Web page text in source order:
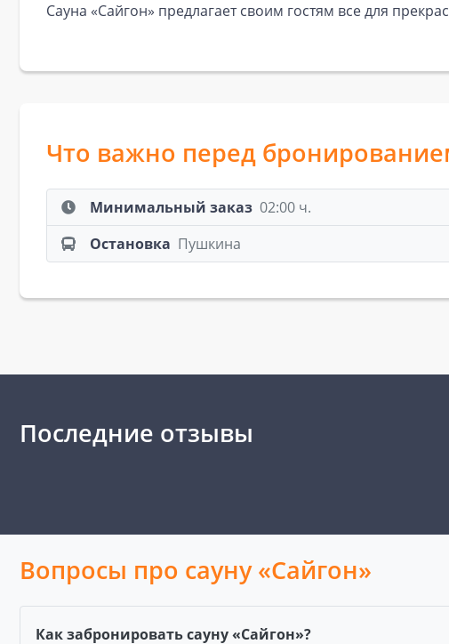
Сауна «Сайгон» предлагает своим гостям все для
Что важно перед
Минимальный заказ 02:00 ч.
Остановка Пушкина
Последние отзывы
Вопросы про сауну «Сайгон»
Как забронировать сауну «Сайгон»?